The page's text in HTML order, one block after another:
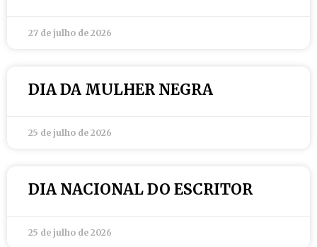
27 de julho de 2026
DIA DA MULHER NEGRA
25 de julho de 2026
DIA NACIONAL DO ESCRITOR
25 de julho de 2026